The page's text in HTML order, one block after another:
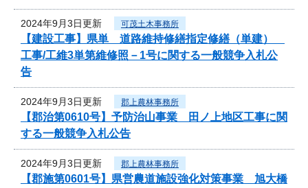
2024年9月3日更新 可茂土木事務所
【建設工事】県単 道路維持修繕指定修繕（単建）
工事/工維3単第維修照－1号に関する一般競争入札公
告
2024年9月3日更新 郡上農林事務所
【郡治第0610号】予防治山事業 田ノ上地区工事に関
する一般競争入札公告
2024年9月3日更新 郡上農林事務所
【郡施第0601号】県営農道施設強化対策事業 旭大橋